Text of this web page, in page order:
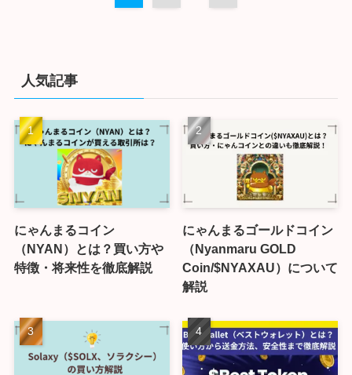
人気記事
にゃんまるコイン
（NYAN）とは？買い方や
特徴・将来性を徹底解説
にゃんまるゴールドコイン
（Nyanmaru GOLD
Coin/$NYAXAU）について
解説